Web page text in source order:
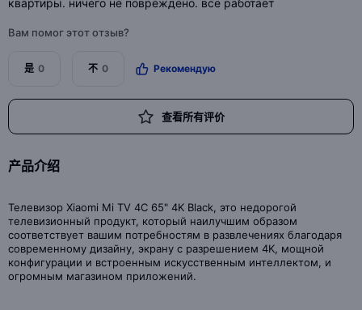
квартиры. ничего не повреждено. всё работает
Вам помог этот отзыв?
是 0 不 0 Рекомендую
查看所有评价
产品介绍
Телевизор Xiaomi Mi TV 4C 65" 4K Black, это недорогой
телевизионный продукт, который наилучшим образом
соответствует вашим потребностям в развлечениях благодаря
современному дизайну, экрану с разрешением 4K, мощной
конфигурации и встроенным искусственным интеллектом, и
огромным магазином приложений.